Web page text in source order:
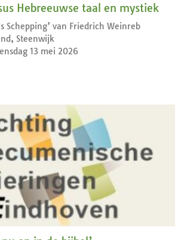
Hebreeuwse taal en mystiek
Schepping’ van Friedrich Weinreb
Steenwijk
13 mei 2026